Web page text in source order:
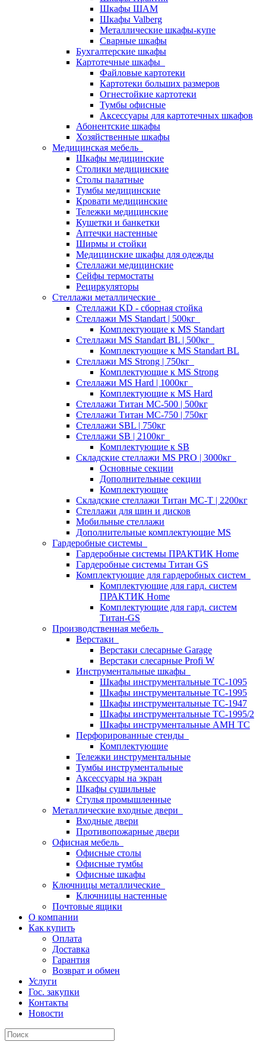
Шкафы ШАМ
Шкафы Valberg
Металлические шкафы-купе
Сварные шкафы
Бухгалтерские шкафы
Картотечные шкафы
Файловые картотеки
Картотеки больших размеров
Огнестойкие картотеки
Тумбы офисные
Аксессуары для картотечных шкафов
Абонентские шкафы
Хозяйственные шкафы
Медицинская мебель
Шкафы медицинские
Столики медицинские
Столы палатные
Тумбы медицинские
Кровати медицинские
Тележки медицинские
Кушетки и банкетки
Аптечки настенные
Ширмы и стойки
Медицинские шкафы для одежды
Стеллажи медицинские
Сейфы термостаты
Рециркуляторы
Стеллажи металлические
Стеллажи KD - сборная стойка
Стеллажи MS Standart | 500кг
Комплектующие к MS Standart
Стеллажи MS Standart BL | 500кг
Комплектующие к MS Standart BL
Стеллажи MS Strong | 750кг
Комплектующие к MS Strong
Стеллажи MS Hard | 1000кг
Комплектующие к MS Hard
Стеллажи Титан МС-500 | 500кг
Стеллажи Титан МС-750 | 750кг
Стеллажи SBL | 750кг
Стеллажи SB | 2100кг
Комплектующие к SB
Складские стеллажи MS PRO | 3000кг
Основные секции
Дополнительные секции
Комплектующие
Складские стеллажи Титан МС-Т | 2200кг
Стеллажи для шин и дисков
Мобильные стеллажи
Дополнительные комплектующие MS
Гардеробные системы
Гардеробные системы ПРАКТИК Home
Гардеробные системы Титан GS
Комплектующие для гардеробных систем
Комплектующие для гард. систем
ПРАКТИК Home
Комплектующие для гард. систем
Титан-GS
Производственная мебель
Верстаки
Верстаки слесарные Garage
Верстаки слесарные Profi W
Инструментальные шкафы
Шкафы инструментальные TC-1095
Шкафы инструментальные TC-1995
Шкафы инструментальные TC-1947
Шкафы инструментальные TC-1995/2
Шкафы инструментальные AMH TC
Перфорированные стенды
Комплектующие
Тележки инструментальные
Тумбы инструментальные
Аксессуары на экран
Шкафы сушильные
Стулья промышленные
Металлические входные двери
Входные двери
Противопожарные двери
Офисная мебель
Офисные столы
Офисные тумбы
Офисные шкафы
Ключницы металлические
Ключницы настенные
Почтовые ящики
О компании
Как купить
Оплата
Доставка
Гарантия
Возврат и обмен
Услуги
Гос. закупки
Контакты
Новости